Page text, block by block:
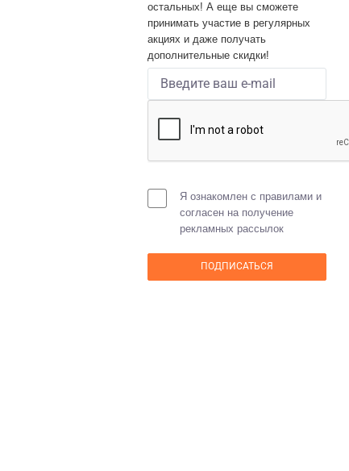
остальных! А еще вы сможете
принимать участие в регулярных
акциях и даже получать
дополнительные скидки!
Я ознакомлен с правилами и
согласен на получение
рекламных рассылок